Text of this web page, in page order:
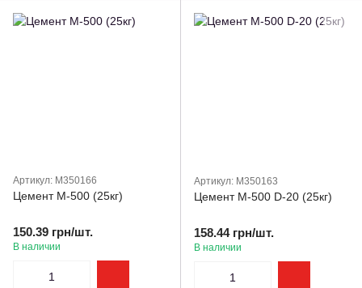
Артикул: M350166
Цемент М-500 (25кг)
150.39 грн/шт.
В наличии
Артикул: M350163
Цемент М-500 D-20 (25кг)
158.44 грн/шт.
В наличии